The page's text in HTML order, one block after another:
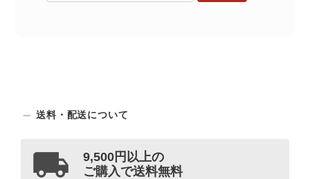
送料・配送について
9,500円以上の
ご購入で送料無料